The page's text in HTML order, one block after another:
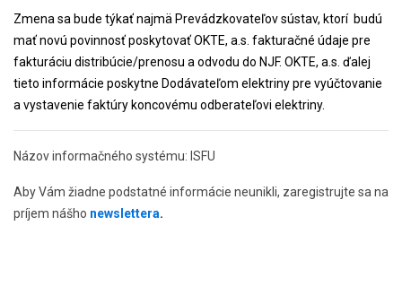
Zmena sa bude týkať najmä Prevádzkovateľov sústav, ktorí budú
mať novú povinnosť poskytovať OKTE, a.s. fakturačné údaje pre
fakturáciu distribúcie/prenosu a odvodu do NJF. OKTE, a.s. ďalej
tieto informácie poskytne Dodávateľom elektriny pre vyúčtovanie
a vystavenie faktúry koncovému odberateľovi elektriny.
Názov informačného systému: ISFU
Aby Vám žiadne podstatné informácie neunikli, zaregistrujte sa na
príjem nášho newslettera.